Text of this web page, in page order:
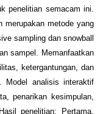
penelitian semacam ini.
merupakan metode yang
sampling dan snowball
sampel. Memanfaatkan
ketergantungan, dan
Model analisis interaktif
penarikan kesimpulan,
penelitian: Pertama,